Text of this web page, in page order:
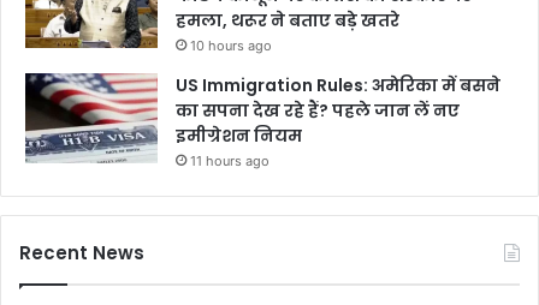
हमला, थरूर ने बताए बड़े खतरे
10 hours ago
US Immigration Rules: अमेरिका में बसने
का सपना देख रहे हैं? पहले जान लें नए
इमीग्रेशन नियम
11 hours ago
Recent News